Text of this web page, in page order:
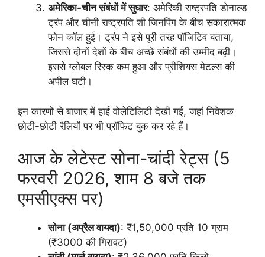
अमेरिका-चीन संबंधों में सुधार: अमेरिकी राष्ट्रपति डोनाल्ड
ट्रंप और चीनी राष्ट्रपति शी जिनपिंग के बीच सकारात्मक
फोन कॉल हुई। ट्रंप ने इसे पूरी तरह पॉजिटिव बताया,
जिससे दोनों देशों के बीच अच्छे संबंधों की उम्मीद बढ़ी।
इससे ग्लोबल रिस्क कम हुआ और प्रीशियस मेटल्स की
अपील घटी।
इन कारणों से बाजार में हाई वोलेटिलिटी देखी गई, जहां निवेशक
छोटी-छोटी रैलियों पर भी प्रॉफिट बुक कर रहे हैं।
आज के लेटेस्ट सोना-चांदी रेट्स (5
फरवरी 2026, शाम 8 बजे तक
एमसीएक्स पर)
सोना (अप्रैल वायदा): ₹1,50,000 प्रति 10 ग्राम
(₹3000 की गिरावट)